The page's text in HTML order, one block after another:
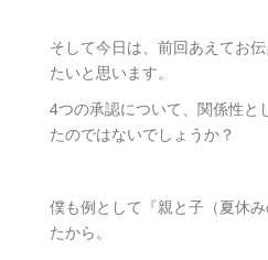
そして今日は、前回あえてお
たいと思います。
4つの承認について、関係性と
たのではないでしょうか？
僕も例として『親と子（夏休
たから。